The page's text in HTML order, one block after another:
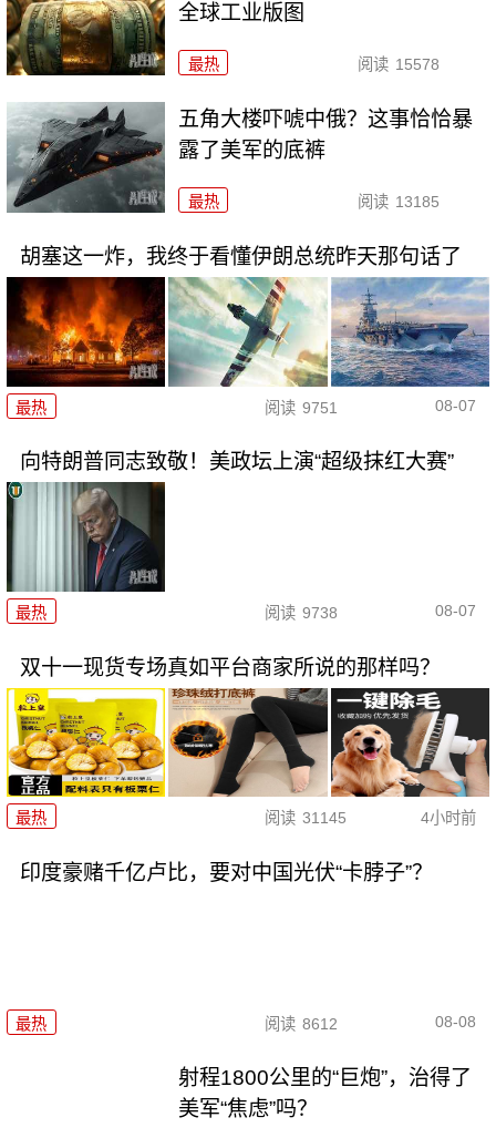
全球工业版图
最热 阅读 15578
五角大楼吓唬中俄？这事恰恰暴
露了美军的底裤
最热 阅读 13185
胡塞这一炸，我终于看懂伊朗总统昨天那句话了
最热 阅读 9751 08-07
向特朗普同志致敬！美政坛上演“超级抹红大赛”
最热 阅读 9738 08-07
双十一现货专场真如平台商家所说的那样吗？
最热 阅读 31145 4小时前
印度豪赌千亿卢比，要对中国光伏“卡脖子”？
最热 阅读 8612 08-08
射程1800公里的“巨炮”，治得了
美军“焦虑”吗？